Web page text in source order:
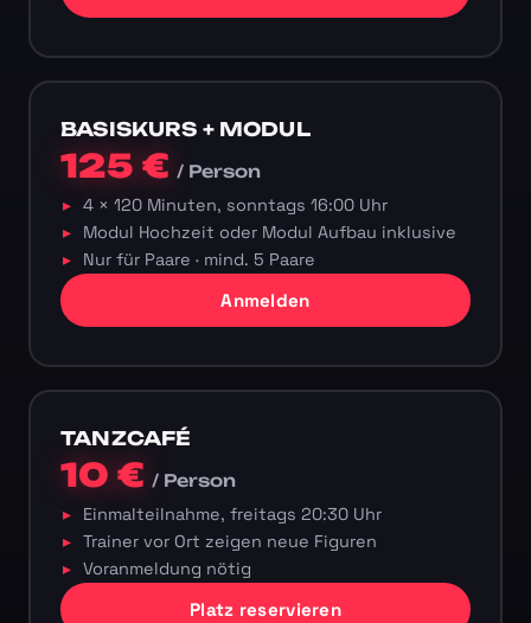
BASISKURS + MODUL
125 €/ Person
4 × 120 Minuten, sonntags 16:00 Uhr
Modul Hochzeit oder Modul Aufbau inklusive
Nur für Paare · mind. 5 Paare
Anmelden
TANZCAFÉ
10 €/ Person
Einmalteilnahme, freitags 20:30 Uhr
Trainer vor Ort zeigen neue Figuren
Voranmeldung nötig
Platz reservieren